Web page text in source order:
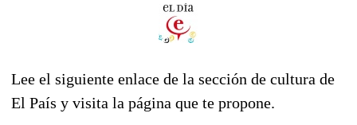
Lee el siguiente enlace de la sección de cultura de
El País y visita la página que te propone.